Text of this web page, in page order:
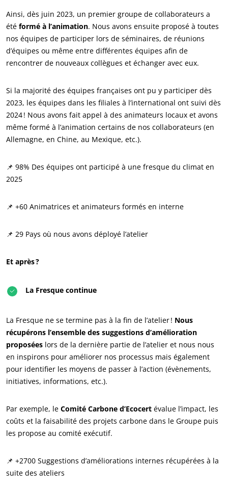
NOS ENGAGEMENTS RSE
Progresser avec nos équipes
Ainsi, dès juin 2023, un premier groupe de collaborateurs a
été formé à l’animation. Nous avons ensuite proposé à toutes
nos équipes de participer lors de séminaires, de réunions
d’équipes ou même entre différentes équipes afin de
rencontrer de nouveaux collègues et échanger avec eux.
Si la majorité des équipes françaises ont pu y participer dès
2023, les équipes dans les filiales à l’international ont suivi dès
2024 ! Nous avons fait appel à des animateurs locaux et avons
même formé à l’animation certains de nos collaborateurs (en
Allemagne, en Chine, au Mexique, etc.).
📌 98% Des équipes ont participé à une fresque du climat en
2025
📌 +60 Animatrices et animateurs formés en interne
📌 29 Pays où nous avons déployé l’atelier
Et après ?
La Fresque continue
La Fresque ne se termine pas à la fin de l’atelier ! Nous
récupérons l’ensemble des suggestions d’amélioration
proposées lors de la dernière partie de l’atelier et nous nous
en inspirons pour améliorer nos processus mais également
pour identifier les moyens de passer à l’action (évènements,
initiatives, informations, etc.).
Par exemple, le Comité Carbone d’Ecocert évalue l’impact, les
coûts et la faisabilité des projets carbone dans le Groupe puis
les propose au comité exécutif.
📌 +2700 Suggestions d’améliorations internes récupérées à la
suite des ateliers